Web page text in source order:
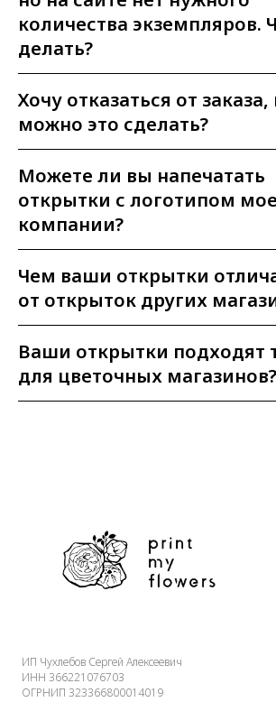
количества экземпляров.
делать?
Хочу отказаться от заказа,
можно это сделать?
Можете ли вы напечатать
открытки с логотипом
компании?
Чем ваши открытки
от открыток других
Ваши открытки подходят
для цветочных магазинов?
ИП Чухлебов Сергей Алексеевич
ИНН 366221076703
ОГРНИП 323366800014019